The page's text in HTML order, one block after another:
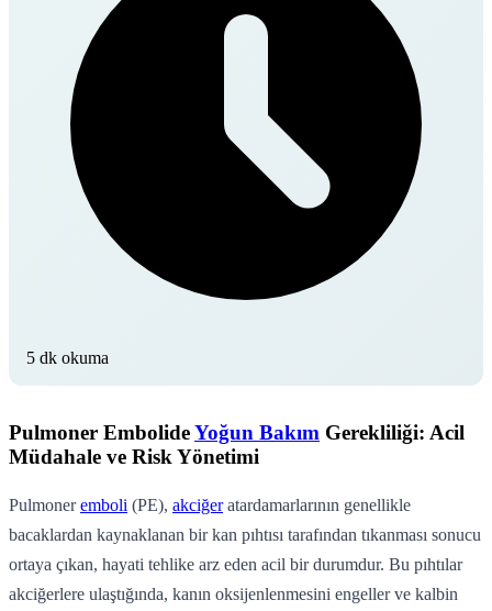
5 dk okuma
Pulmoner EmbolideYoğun Bakım Gerekliliği: Acil
Müdahale ve Risk Yönetimi
Pulmoneremboli (PE), akciğeratardamarlarının genellikle
bacaklardan kaynaklanan bir kan pıhtısı tarafından tıkanması sonucu
ortaya çıkan, hayati tehlike arz eden acil bir durumdur. Bu pıhtılar
akciğerlere ulaştığında, kanın oksijenlenmesini engeller ve kalbin